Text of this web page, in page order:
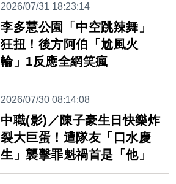
2026/07/31 18:23:14
李多慧公園「中空跳辣舞」
狂扭！後方阿伯「尬風火
輪」1反應全網笑瘋
2026/07/30 08:14:08
中職(影)／陳子豪生日快樂炸
裂大巨蛋！遭隊友「口水慶
生」襲擊罪魁禍首是「他」